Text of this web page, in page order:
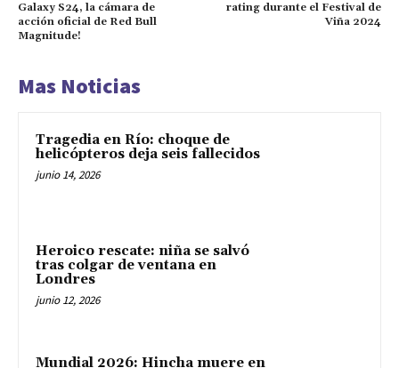
Galaxy S24, la cámara de
acción oficial de Red Bull
Magnitude!
rating durante el Festival de
Viña 2024
Mas Noticias
Tragedia en Río: choque de
helicópteros deja seis fallecidos
junio 14, 2026
Heroico rescate: niña se salvó
tras colgar de ventana en
Londres
junio 12, 2026
Mundial 2026: Hincha muere en